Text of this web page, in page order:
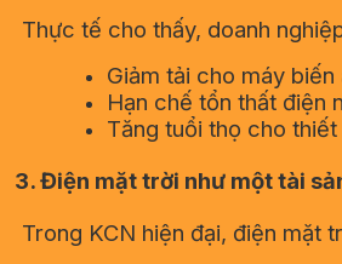
Thực tế cho thấy, doanh
Giảm tải cho máy biến
Hạn chế tổn thất điện
Tăng tuổi thọ cho
3. Điện mặt trời như một tài
Trong KCN hiện đại, điện mặt